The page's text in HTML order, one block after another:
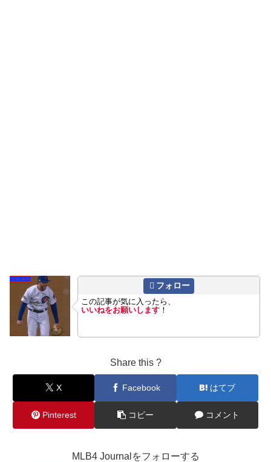
フォロー
この記事が気に入ったら、
いいねをお願いします ！
Share this ?
X Facebook はてブ
Pinterest コピー コメント
MLB4 Journalをフォローする